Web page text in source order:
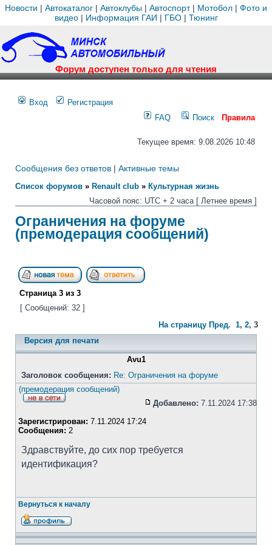
Новости | Автокаталог | Автоклубы | Автоспорт| Мотобол | Фото и
видео| Информация ГАИ | ГБО| Тюнинг
Форум доступен только для чтения
Вход
Регистрация
FAQ
Поиск Правила
Текущее время: 9.08.2026 10:48
Сообщения без ответов | Активные темы
Список форумов » Renault club » Культурная жизнь
Часовой пояс: UTC + 2 часа [ Летнее время ]
Ограничения на форуме
(премодерация сообщений)
Страница 3 из 3
[ Сообщений: 32 ]
На страницу Пред. 1, 2, 3
Версия для печати
Avu1
Заголовок сообщения: Re: Ограничения на форуме
(премодерация сообщений)
Добавлено: 7.11.2024 17:38
Зарегистрирован: 7.11.2024 17:24
Сообщения: 2
Здравствуйте, до сих пор требуется
идентификация?
Вернуться к началу